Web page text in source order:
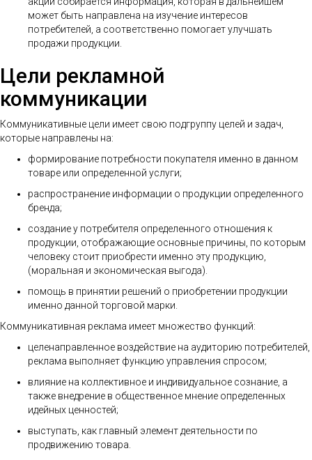
может быть направлена на изучение интересов
потребителей, а соответственно помогает улучшать
продажи продукции.
Цели рекламной
коммуникации
Коммуникативные цели имеет свою подгруппу целей и задач,
которые направлены на:
формирование потребности покупателя именно в данном
товаре или определенной услуги;
распространение информации о продукции определенного
бренда;
создание у потребителя определенного отношения к
продукции, отображающие основные причины, по которым
человеку стоит приобрести именно эту продукцию,
(моральная и экономическая выгода).
помощь в принятии решений о приобретении продукции
именно данной торговой марки.
Коммуникативная реклама имеет множество функций:
целенаправленное воздействие на аудиторию потребителей,
реклама выполняет функцию управления спросом;
влияние на коллективное и индивидуальное сознание, а
также внедрение в общественное мнение определенных
идейных ценностей;
выступать, как главный элемент деятельности по
продвижению товара.